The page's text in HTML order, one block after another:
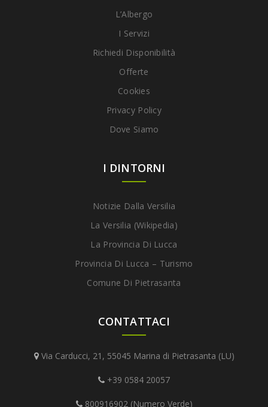
L’Albergo
I Servizi
Richiedi Disponibilità
Offerte
Cookies
Privacy Policy
Dove Siamo
I DINTORNI
Notizie Dalla Versilia
La Versilia (Wikipedia)
La Provincia Di Lucca
Provincia Di Lucca – Turismo
Comune Di Pietrasanta
CONTATTACI
Via Carducci, 21, 55045 Marina di Pietrasanta (LU)
+39 0584 20057
800916902 (Numero Verde)